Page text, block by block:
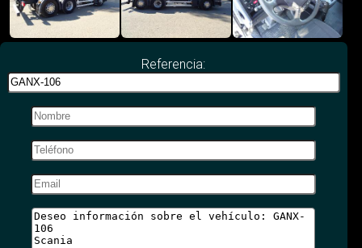
Referencia: